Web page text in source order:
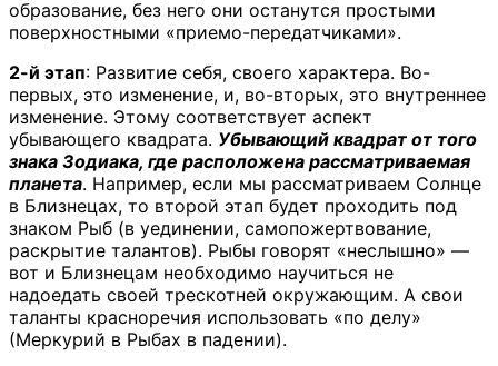
образование, без него они останутся простыми
поверхностными «приемо-передатчиками».
2-й этап: Развитие себя, своего характера. Во-
первых, это изменение, и, во-вторых, это внутреннее
изменение. Этому соответствует аспект
убывающего квадрата. Убывающий квадрат от того
знака Зодиака, где расположена рассматриваемая
планета. Например, если мы рассматриваем Солнце
в Близнецах, то второй этап будет проходить под
знаком Рыб (в уединении, самопожертвование,
раскрытие талантов). Рыбы говорят «неслышно» —
вот и Близнецам необходимо научиться не
надоедать своей трескотней окружающим. А свои
таланты красноречия использовать «по делу»
(Меркурий в Рыбах в падении).